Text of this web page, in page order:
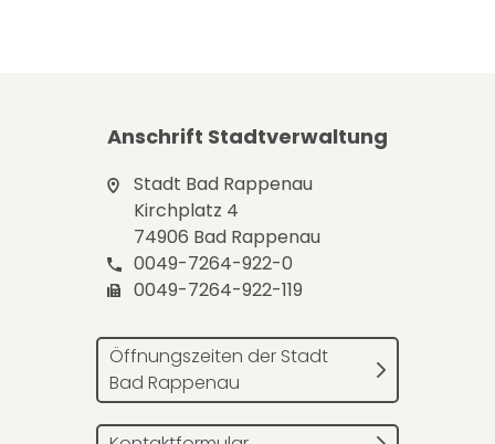
Anschrift Stadtverwaltung
Stadt Bad Rappenau
Kirchplatz 4
74906 Bad Rappenau
0049-7264-922-0
0049-7264-922-119
Öffnungszeiten der Stadt
Bad Rappenau